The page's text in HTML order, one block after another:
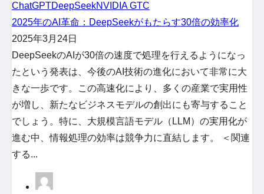
ChatGPTDeepSeekNVIDIA GTC
2025年のAI革命：DeepSeekがもたらす30倍の効率化
2025年3月24日
DeepSeekのAIが30倍の速度で処理を行えるようになっ
たという発表は、今後のAI技術の進化において非常に大
きな一歩です。この高速化により、多くの産業で実用性
が増し、新たなビジネスモデルの創出にも寄与すること
でしょう。特に、大規模言語モデル（LLM）の実用化が
進む中、情報処理の効率は競争力に直結します。 ＜関連
する...